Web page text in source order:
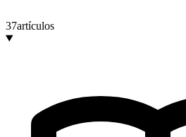
37artículos